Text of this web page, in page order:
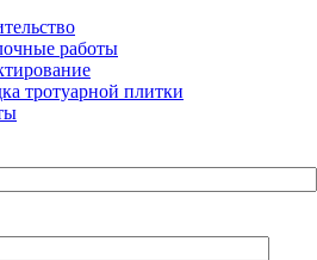
работы
тротуарной плитки